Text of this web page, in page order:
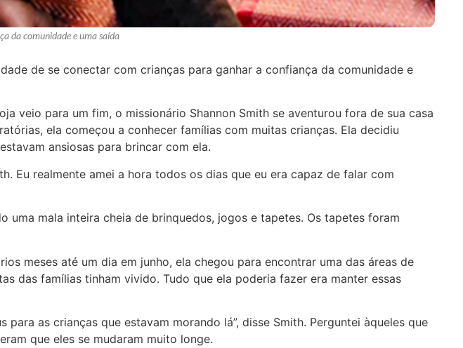
da comunidade e uma saída
de se conectar com crianças para ganhar a confiança da comunidade e
veio para um fim, o missionário Shannon Smith se aventurou fora de sua casa
ela começou a conhecer famílias com muitas crianças. Ela decidiu
ansiosas para brincar com ela.
Eu realmente amei a hora todos os dias que eu era capaz de falar com
uma mala inteira cheia de brinquedos, jogos e tapetes. Os tapetes foram
meses até um dia em junho, ela chegou para encontrar uma das áreas de
das famílias tinham vivido. Tudo que ela poderia fazer era manter essas
as crianças que estavam morando lá”, disse Smith. Perguntei àqueles que
que eles se mudaram muito longe.